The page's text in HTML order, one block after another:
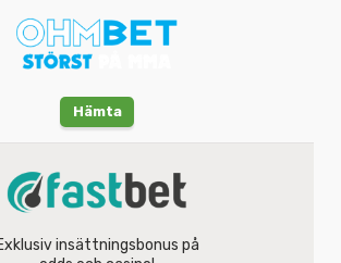
Hämta
insättningsbonus på